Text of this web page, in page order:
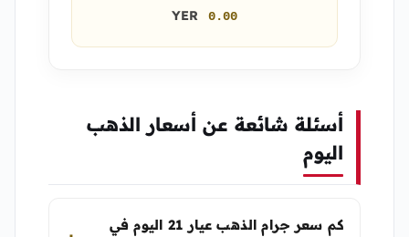
0.00
YER
أسئلة شائعة عن أسعار الذهب
اليوم
كم سعر جرام الذهب عيار 21 اليوم في